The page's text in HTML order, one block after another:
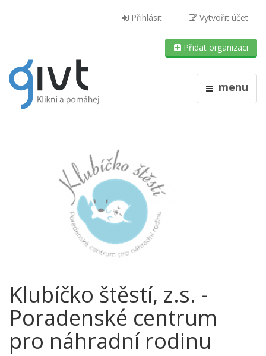
Přihlásit Vytvořit účet
Přidat organizaci
menu
Klubíčko štěstí, z.s. -
Poradenské centrum
pro náhradní rodinu